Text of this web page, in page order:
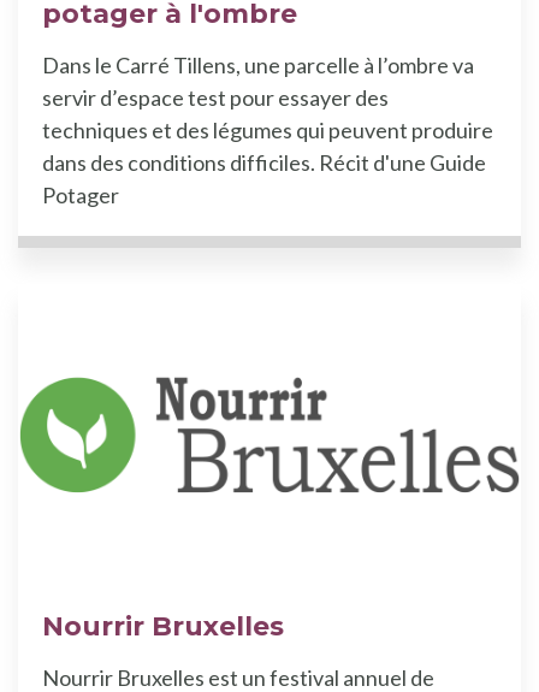
potager à l'ombre
Dans le Carré Tillens, une parcelle à l’ombre va
servir d’espace test pour essayer des
techniques et des légumes qui peuvent produire
dans des conditions difficiles. Récit d'une Guide
Potager
Nourrir Bruxelles
Nourrir Bruxelles est un festival annuel de